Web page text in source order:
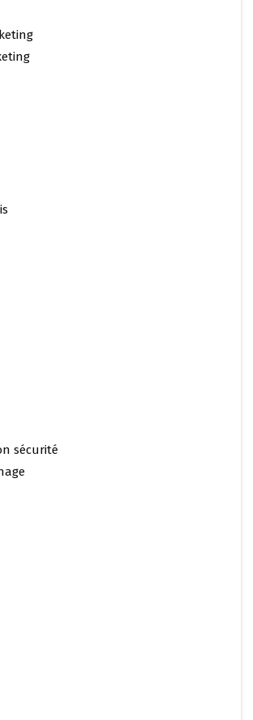
sécurité